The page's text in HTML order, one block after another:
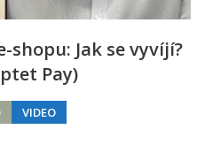
shopu: Jak se vyvíjí?
Pay)
VIDEO